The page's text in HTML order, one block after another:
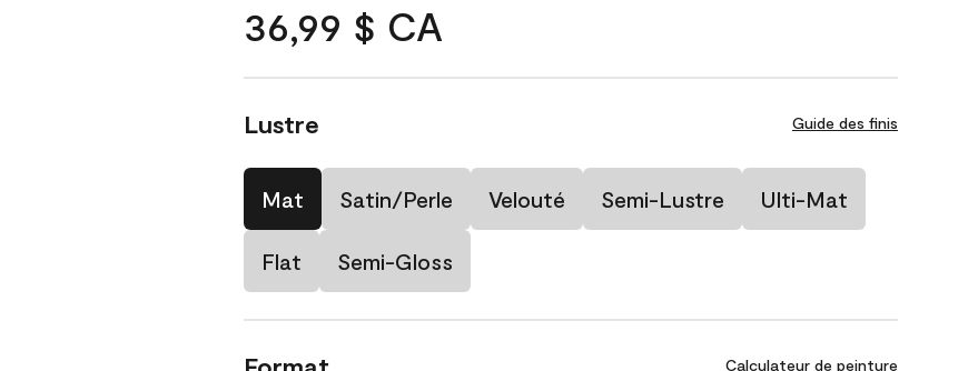
36,99 $ CA
Lustre Guide des finis
Mat Satin/Perle Velouté Semi-Lustre Ulti-Mat
Flat Semi-Gloss
Calculateur de peinture